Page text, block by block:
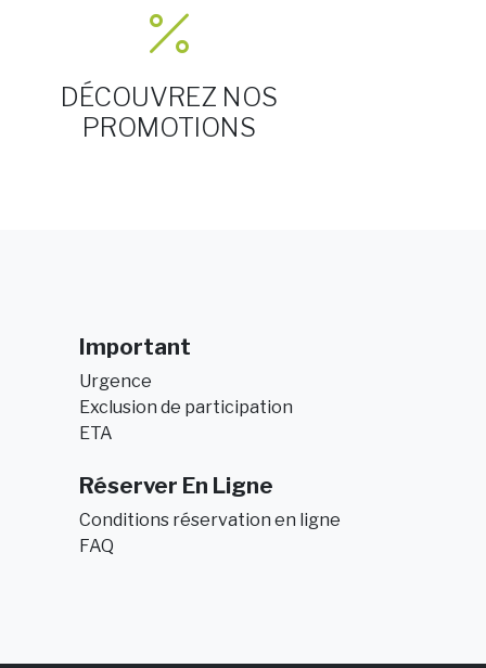
DÉCOUVREZ NOS
PROMOTIONS
Important
Urgence
Exclusion de participation
ETA
Réserver En Ligne
Conditions réservation en ligne
FAQ